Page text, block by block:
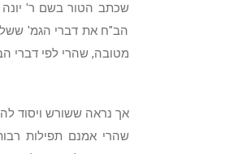
שכתב הטור בשם ר'
הב"ח את דברי הגמ'
מטובה, שהרי לפי דברי
אך נראה ששורש ויסוד
שהרי אמנם תפילות